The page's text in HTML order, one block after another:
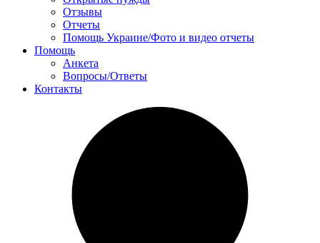
Отзывы
Отчеты
Помощь Украине/Фото и видео отчеты
Помощь
Анкета
Вопросы/Ответы
Контакты